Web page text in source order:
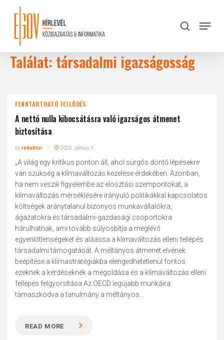
content
search
Menu
Találat: társadalmi igazságosság
FENNTARTHATÓ FEJLŐDÉS
A nettó nulla kibocsátásra való igazságos átmenet
biztosítása
byredaktor 2025. június 1.
„A világ egy kritikus ponton áll, ahol sürgős döntő lépésekre
van szükség a klímaváltozás kezelése érdekében. Azonban,
ha nem veszik figyelembe az elosztási szempontokat, a
klímaváltozás mérséklésére irányuló politikákkal kapcsolatos
költségek aránytalanul bizonyos munkavállalókra,
ágazatokra és társadalmi-gazdasági csoportokra
hárulhatnak, ami tovább súlyosbítja a meglévő
egyenlőtlenségeket és aláássa a klímaváltozás elleni fellépés
társadalmi támogatását. A méltányos átmenet elvének
beépítése a klímastratégiákba elengedhetetlenül fontos
ezeknek a kérdéseknek a megoldása és a klímaváltozás elleni
fellépés felgyorsítása Az OECD legújabb munkáira
támaszkodva a tanulmány a méltányos...
READ MORE
Close